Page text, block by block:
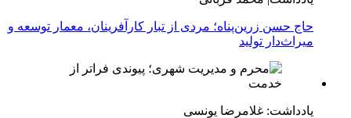
حاج حسن زرین‌پناه؛ مردی از تبار کارآفرینان، معمار توسعه و
میراث‌دار تولید
یادداشت: غلامرضا یونسی